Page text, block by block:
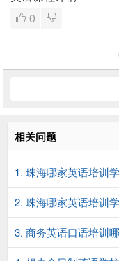
0
相关问题
1. 珠海哪家英语培训
2. 珠海哪家英语培训
3. 商务英语口语培训